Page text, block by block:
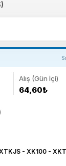
Alış (Gün İçi)
64,60₺
- XK100 -